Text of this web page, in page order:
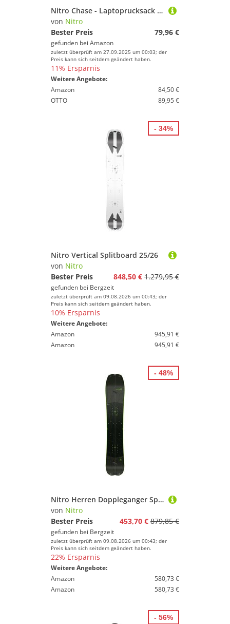
Nitro Chase - Laptoprucksack 17" 51 cm geo ocean
von Nitro
Bester Preis
79,96 €
gefunden bei Amazon
zuletzt überprüft am 27.09.2025 um 00:03; der
Preis kann sich seitdem geändert haben.
11% Ersparnis
Weitere Angebote:
Amazon
84,50 €
OTTO
89,95 €
Nitro Vertical Splitboard 25/26
von Nitro
Bester Preis
848,50 € 1.279,95 €
gefunden bei Bergzeit
zuletzt überprüft am 09.08.2026 um 00:43; der
Preis kann sich seitdem geändert haben.
10% Ersparnis
Weitere Angebote:
Amazon
945,91 €
Amazon
945,91 €
- 34%
Nitro Herren Doppleganger Splitboard 24/25
von Nitro
Bester Preis
453,70 € 879,85 €
gefunden bei Bergzeit
zuletzt überprüft am 09.08.2026 um 00:43; der
Preis kann sich seitdem geändert haben.
22% Ersparnis
Weitere Angebote:
Amazon
580,73 €
Amazon
580,73 €
- 48%
- 56%